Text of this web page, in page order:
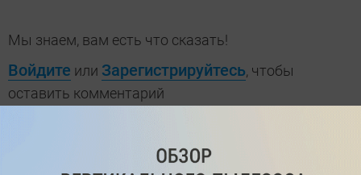
Мы знаем, вам есть что сказать!
Войдите или Зарегистрируйтесь, чтобы
оставить комментарий